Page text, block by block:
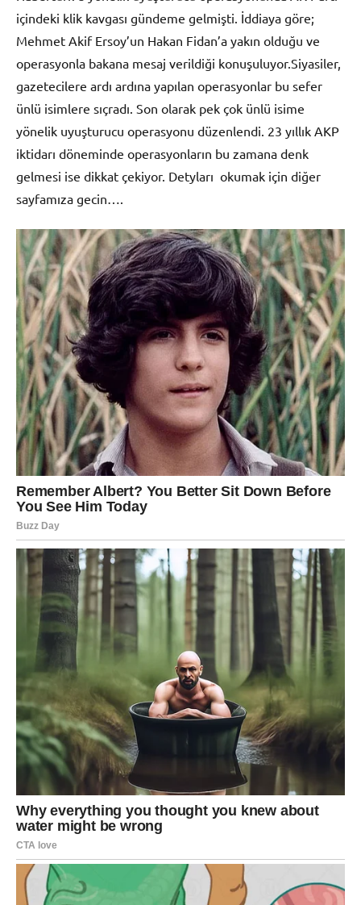
içindeki klik kavgası gündeme gelmişti. İddiaya göre;
Mehmet Akif Ersoy’un Hakan Fidan’a yakın olduğu ve
operasyonla bakana mesaj verildiği konuşuluyor.Siyasiler,
gazetecilere ardı ardına yapılan operasyonlar bu sefer
ünlü isimlere sıçradı. Son olarak pek çok ünlü isime
yönelik uyuşturucu operasyonu düzenlendi. 23 yıllık AKP
iktidarı döneminde operasyonların bu zamana denk
gelmesi ise dikkat çekiyor. Detyları okumak için diğer
sayfamıza gecin….